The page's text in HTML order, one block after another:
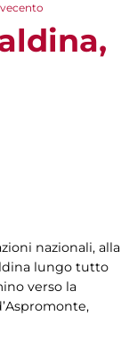
nazionali, alla
lungo tutto
verso la